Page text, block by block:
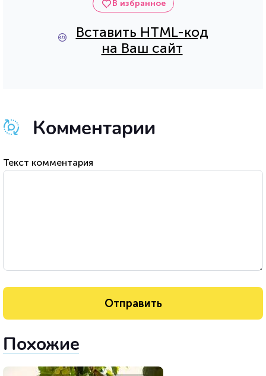
В избранное
Вставить HTML-код
на Ваш сайт
Комментарии
Текст комментария
Похожие